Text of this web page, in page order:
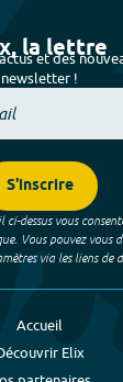
la lettre
et des
newsletter !
S'inscrire
dessus vous
Vous pouvez vous
via les liens de
Accueil
Elix